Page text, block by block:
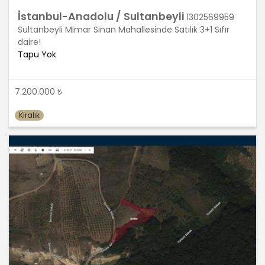
kadar muhafaza edecektir. Sürenin
bitimi veya işlenmesini gerektiren
sebeplerin ortadan kalkması halinde
kişisel veriler MASTERTURK
yok edilecek veya anonim hale
6. Kişisel Veri İşleme Faaliyetlerinin
Kanunun 5 inci Maddesinde Belirtilen
Kişisel Veri İşleme Şartlarından Bir
veya Birkaçına Dayalı Olarak Kanunun
4. Maddedeki Temel İlkelerin Tümüne
Uygun Şekilde Yürütülmesi
Kişisel veriler kural olarak, KVK
Kanunu’nun 5. maddesinde belirtilen
şartlardan bir veya birkaçına uygun
İstanbul-Anadolu / Sultanbeyli 1302569959
Sultanbeyli Mimar Sinan Mahallesinde Satılık 3+1 Sıfır
daire!
Tapu Yok
7.200.000 ₺
Kiralık